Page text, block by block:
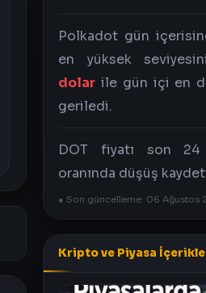
Polkadot gün
en yüksek
dolar ile gün içi en
geriledi.
DOT fiyatı son
oranında düşüş
● Son güncelleme: 06 Ağustos
Kripto ve Piyasa